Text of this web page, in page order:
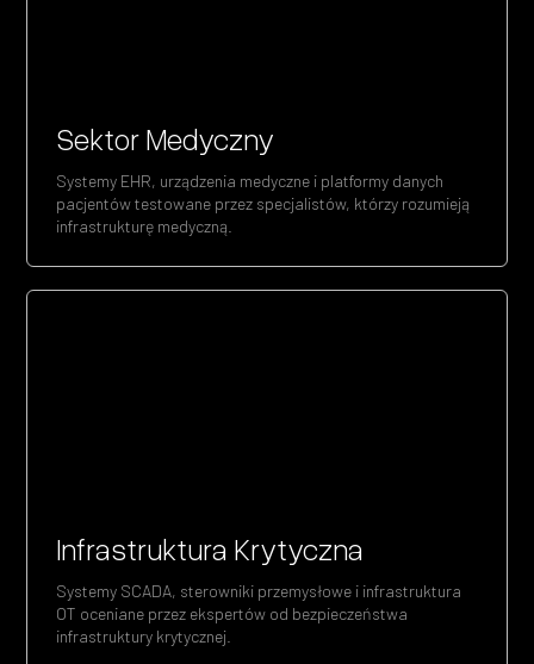
Sektor Medyczny
Systemy EHR, urządzenia medyczne i platformy danych
pacjentów testowane przez specjalistów, którzy rozumieją
infrastrukturę medyczną.
Infrastruktura Krytyczna
Systemy SCADA, sterowniki przemysłowe i infrastruktura
OT oceniane przez ekspertów od bezpieczeństwa
infrastruktury krytycznej.